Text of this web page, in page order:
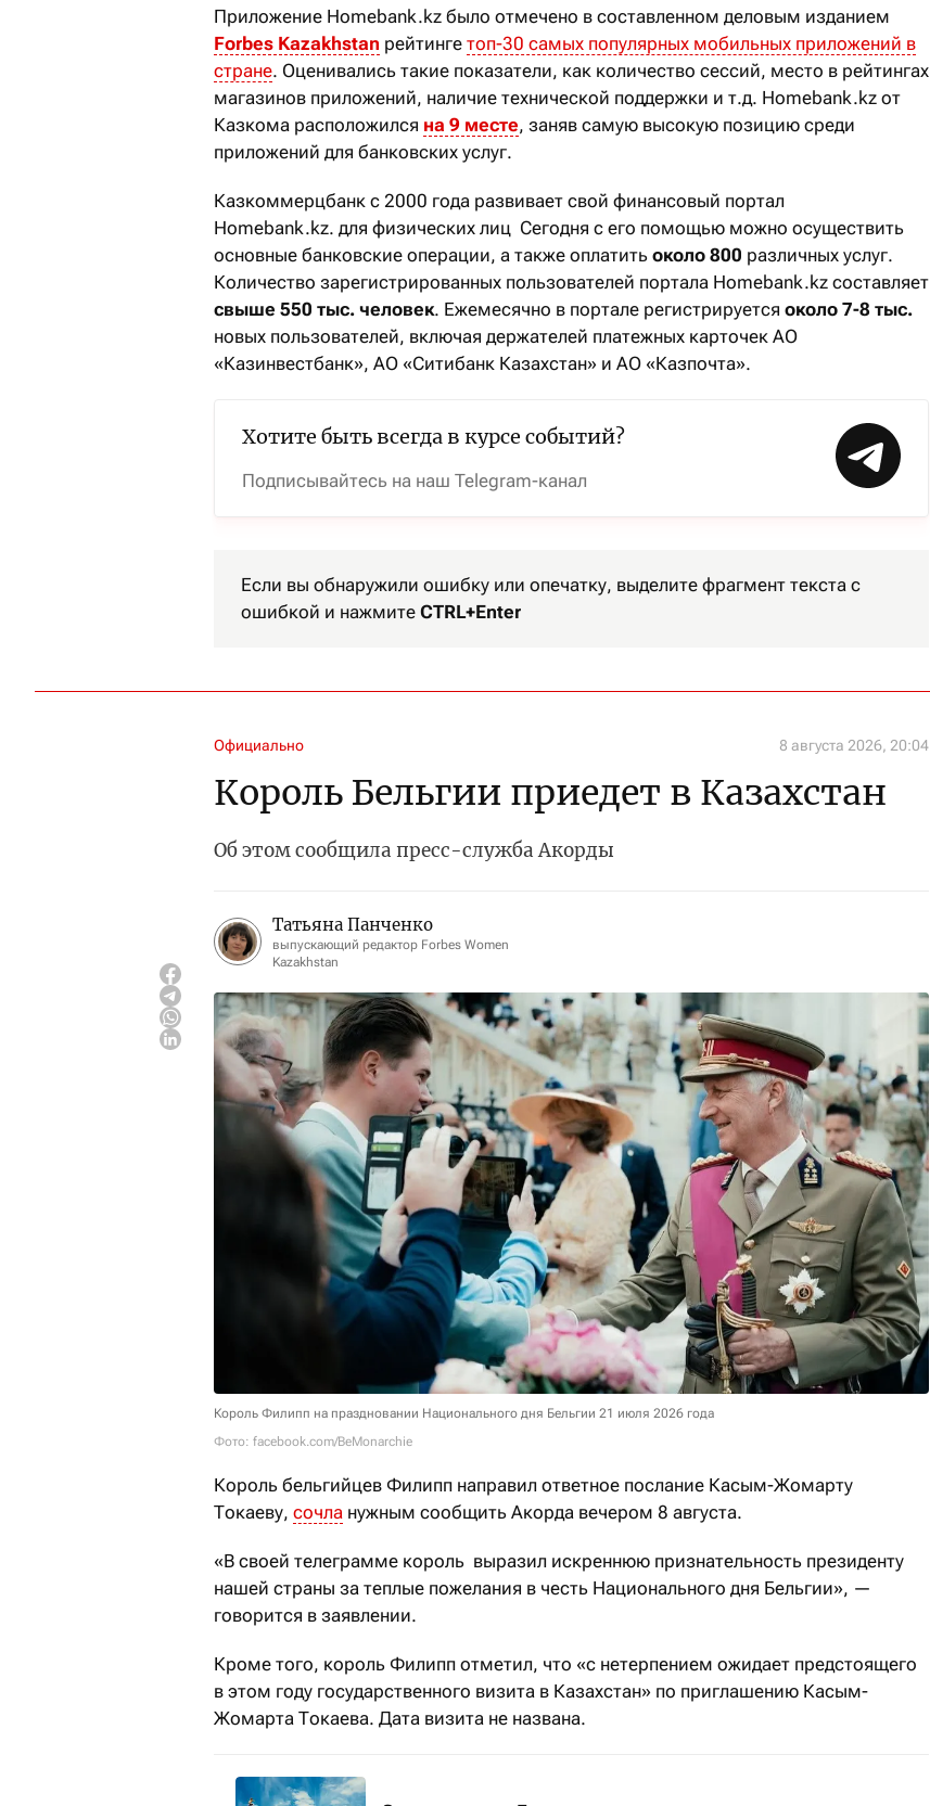
Приложение Homebank.kz было отмечено в составленном деловым изданием
Forbes Kazakhstan рейтинге топ-30 самых популярных мобильных приложений в
стране. Оценивались такие показатели, как количество сессий, место в рейтингах
магазинов приложений, наличие технической поддержки и т.д. Homebank.kz от
Казкома расположился на 9 месте, заняв самую высокую позицию среди
приложений для банковских услуг.
Казкоммерцбанк с 2000 года развивает свой финансовый портал
Homebank.kz. для физических лиц Сегодня с его помощью можно осуществить
основные банковские операции, а также оплатить около 800 различных услуг.
Количество зарегистрированных пользователей портала Homebank.kz составляет
свыше 550 тыс. человек. Ежемесячно в портале регистрируется около 7-8 тыс.
новых пользователей, включая держателей платежных карточек АО
«Казинвестбанк», АО «Ситибанк Казахстан» и АО «Казпочта».
Хотите быть всегда в курсе событий?
Подписывайтесь на наш Telegram-канал
Если вы обнаружили ошибку или опечатку, выделите фрагмент текста с
ошибкой и нажмите CTRL+Enter
Официально 8 августа 2026, 20:04
Король Бельгии приедет в Казахстан
Об этом сообщила пресс-служба Акорды
Татьяна Панченко
выпускающий редактор Forbes Women
Kazakhstan
Король Филипп на праздновании Национального дня Бельгии 21 июля 2026 года
Фото: facebook.com/BeMonarchie
Король бельгийцев Филипп направил ответное послание Касым-Жомарту
Токаеву, сочла нужным сообщить Акорда вечером 8 августа.
«В своей телеграмме король выразил искреннюю признательность президенту
нашей страны за теплые пожелания в честь Национального дня Бельгии», —
говорится в заявлении.
Кроме того, король Филипп отметил, что «с нетерпением ожидает предстоящего
в этом году государственного визита в Казахстан» по приглашению Касым-
Жомарта Токаева. Дата визита не названа.